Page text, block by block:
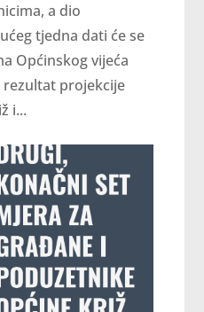
a dio
tjedna dati će se
Općinskog vijeća
rezultat projekcije
i...